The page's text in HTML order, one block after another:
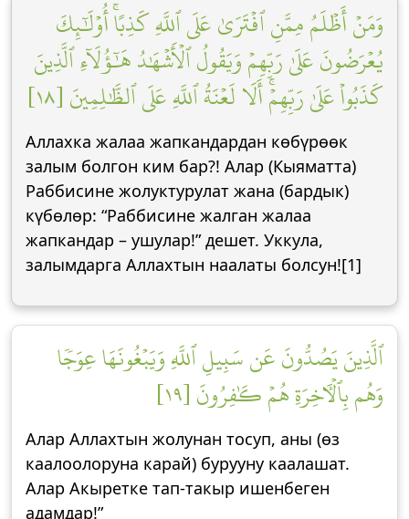
وَمَنۡ أَظۡلَمُ مِمَّنِ ٱفۡتَرَىٰ عَلَى ٱللَّهِ كَذِبًاۚ أُوْلَٰٓئِكَ
يُعۡرَضُونَ عَلَىٰ رَبِّهِمۡ وَيَقُولُ ٱلۡأَشۡهَٰدُ هَٰٓؤُلَآءِ ٱلَّذِينَ
كَذَبُواْ عَلَىٰ رَبِّهِمۡۚ أَلَا لَعۡنَةُ ٱللَّهِ عَلَى ٱلظَّٰلِمِينَ [١٨]
Аллахка жалаа жапкандардан көбүрөөк
залым болгон ким бар?! Алар (Кыяматта)
Раббисине жолуктурулат жана (бардык)
күбөлөр: “Раббисине жалган жалаа
жапкандар – ушулар!” дешет. Уккула,
залымдарга Аллахтын наалаты болсун![1]
ٱلَّذِينَ يَصُدُّونَ عَن سَبِيلِ ٱللَّهِ وَيَبۡغُونَهَا عِوَجٗا
وَهُم بِٱلۡأٓخِرَةِ هُمۡ كَٰفِرُونَ [١٩]
Алар Аллахтын жолунан тосуп, аны (өз
каалоолоруна карай) бурууну каалашат.
Алар Акыретке тап-такыр ишенбеген
адамдар!”